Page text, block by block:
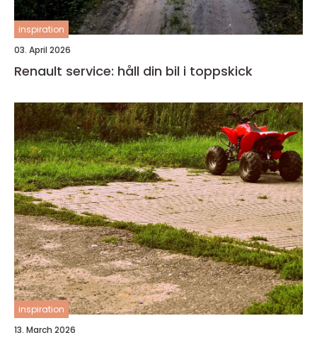
inspiration
03. April 2026
Renault service: håll din bil i toppskick
inspiration
13. March 2026